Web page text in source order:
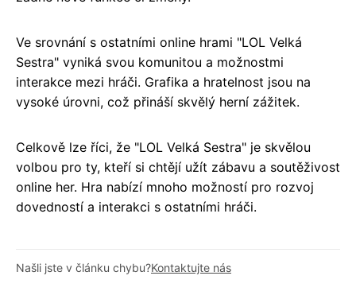
Ve srovnání s ostatními online hrami "LOL Velká
Sestra" vyniká svou komunitou a možnostmi
interakce mezi hráči. Grafika a hratelnost jsou na
vysoké úrovni, což přináší skvělý herní zážitek.
Celkově lze říci, že "LOL Velká Sestra" je skvělou
volbou pro ty, kteří si chtějí užít zábavu a soutěživost
online her. Hra nabízí mnoho možností pro rozvoj
dovedností a interakci s ostatními hráči.
Našli jste v článku chybu?Kontaktujte nás